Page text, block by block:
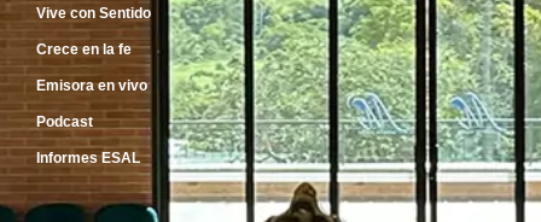
Vive con Sentido
Crece en la fe
Emisora en vivo
Podcast
Informes ESAL